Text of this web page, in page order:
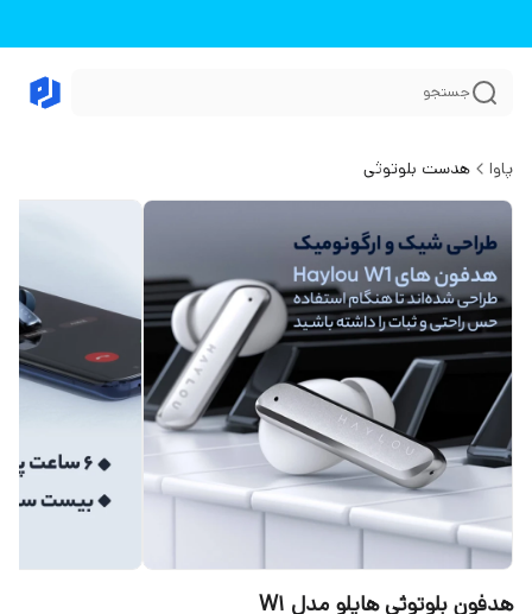
جستجو
پاوا هدست بلوتوثی
هدفون بلوتوثی هایلو مدل W1